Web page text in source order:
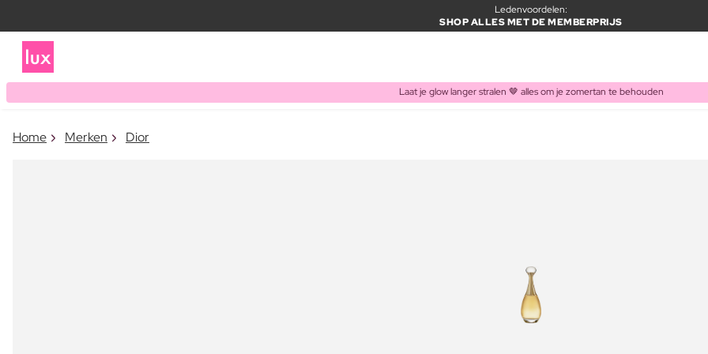
Ledenvoordelen:
SHOP ALLES MET DE MEMBERPRIJS
Laat je glow langer stralen 🤎 alles om je zomertan te behouden
Home Merken Dior